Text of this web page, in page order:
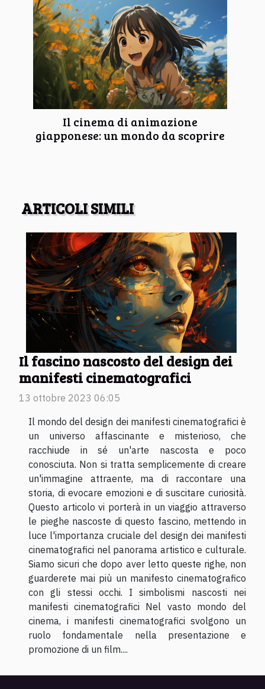
Il cinema di animazione
giapponese: un mondo da scoprire
ARTICOLI SIMILI
Il fascino nascosto del design dei
manifesti cinematografici
13 ottobre 2023 06:05
Il mondo del design dei manifesti cinematografici è
un universo affascinante e misterioso, che
racchiude in sé un'arte nascosta e poco
conosciuta. Non si tratta semplicemente di creare
un'immagine attraente, ma di raccontare una
storia, di evocare emozioni e di suscitare curiosità.
Questo articolo vi porterà in un viaggio attraverso
le pieghe nascoste di questo fascino, mettendo in
luce l'importanza cruciale del design dei manifesti
cinematografici nel panorama artistico e culturale.
Siamo sicuri che dopo aver letto queste righe, non
guarderete mai più un manifesto cinematografico
con gli stessi occhi. I simbolismi nascosti nei
manifesti cinematografici Nel vasto mondo del
cinema, i manifesti cinematografici svolgono un
ruolo fondamentale nella presentazione e
promozione di un film....